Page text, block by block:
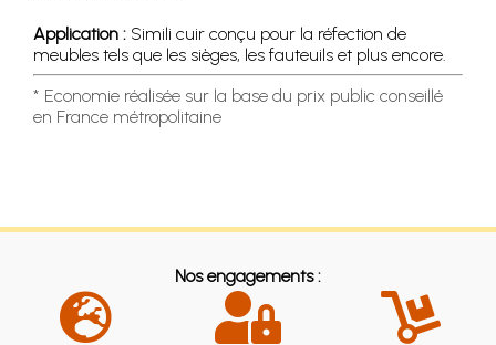
Application : Simili cuir conçu pour la réfection de
meubles tels que les sièges, les fauteuils et plus encore.
* Economie réalisée sur la base du prix public conseillé
en France métropolitaine
Nos engagements :